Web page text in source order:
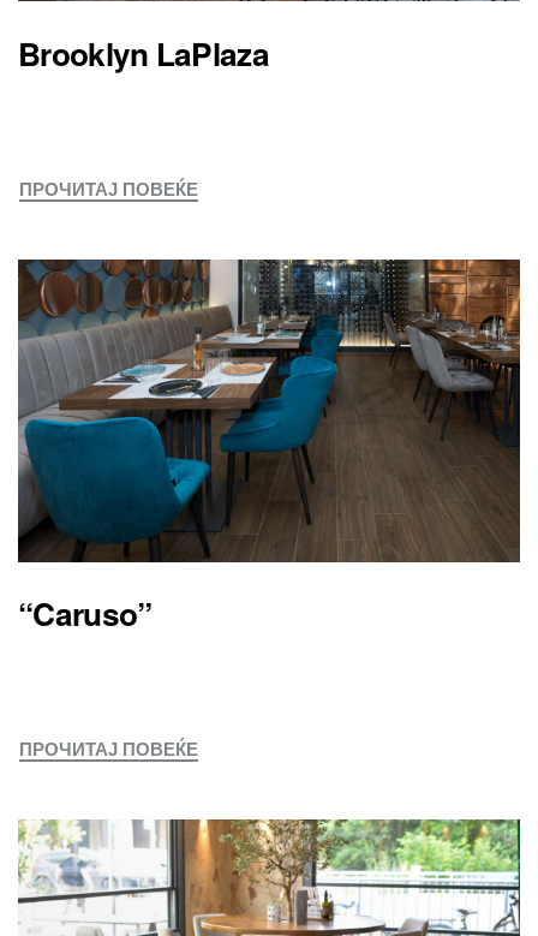
Brooklyn LaPlaza
ПРОЧИТАЈ ПОВЕЌЕ
“Caruso”
ПРОЧИТАЈ ПОВЕЌЕ